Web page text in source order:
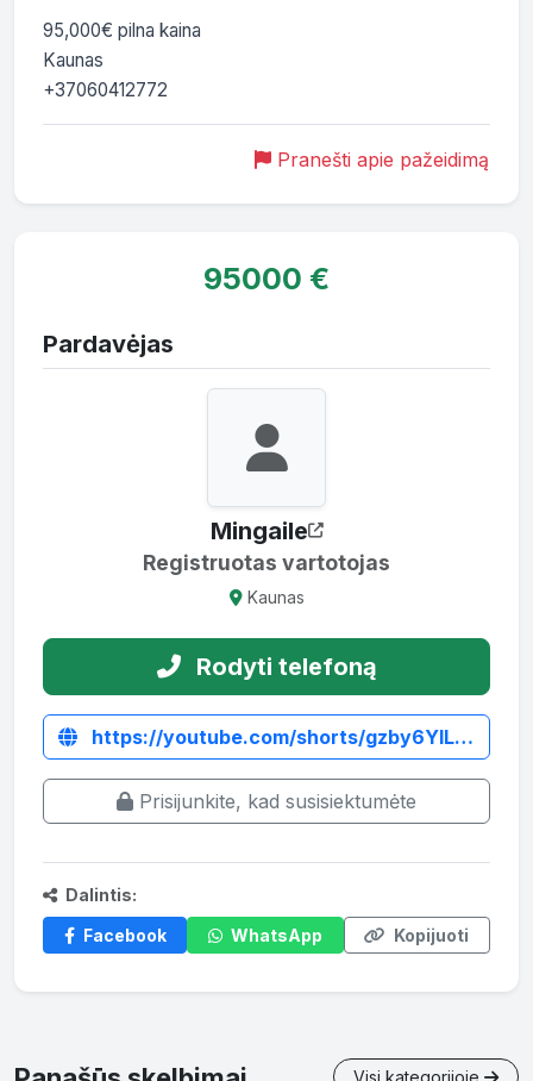
95,000€ pilna kaina
Kaunas
+37060412772
Pranešti apie pažeidimą
95000 €
Pardavėjas
Mingaile
Registruotas vartotojas
Kaunas
Rodyti telefoną
https://youtube.com/shorts/gzby6YlL2Pw?is=utYpDC6yN2UubBLr
Prisijunkite, kad susisiektumėte
Dalintis:
Facebook
WhatsApp Kopijuoti